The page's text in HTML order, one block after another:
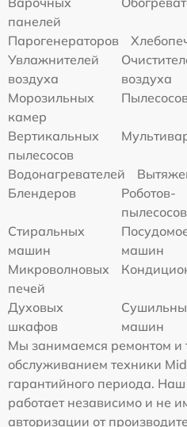
панелей
Парогенераторов
Увлажнителей
воздуха
воздуха
Морозильных
камер
Вертикальных
пылесосов
Водонагревателей
Блендеров
Роботов-
пылесосов
Стиральных
машин
машин
Микроволновых
печей
Духовых
шкафов
машин
Мы занимаемся ремонтом и
обслуживанием техники
гарантийного периода. Наш
работает независимо и не
авторизации от